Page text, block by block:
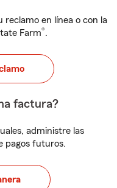
reclamo en línea o con la
Farm®.
factura?
administre las
pagos futuros.